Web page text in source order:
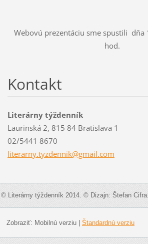
Webovú prezentáciu sme spustili dňa
hod.
Kontakt
Literárny týždenník
Laurinská 2, 815 84 Bratislava 1
02/5441 8670
literarny.tyzdennik@gmail.com
© Literárny týždenník 2014. © Dizajn: Štefan
Zobraziť: Mobilnú verziu| Štandardnú verziu